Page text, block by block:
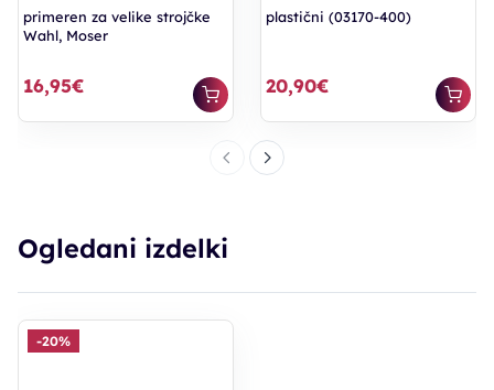
primeren za velike strojčke
Wahl, Moser
16,95€
plastični (03170-400)
20,90€
Ogledani izdelki
-20%